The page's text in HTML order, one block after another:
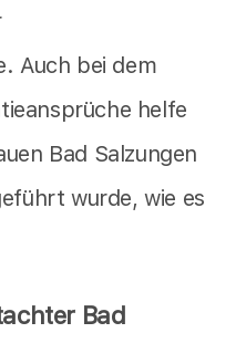
Auch bei dem
helfe
Bad Salzungen
wurde, wie es
Bad